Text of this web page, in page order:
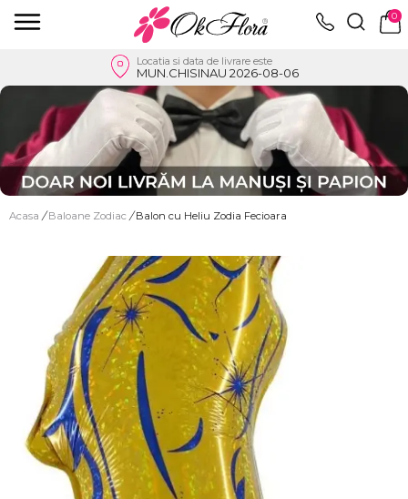
0
Locatia si data de livrare este
MUN.CHISINAU 2026-08-06
Acasa / Baloane Zodiac / Balon cu Heliu Zodia Fecioara